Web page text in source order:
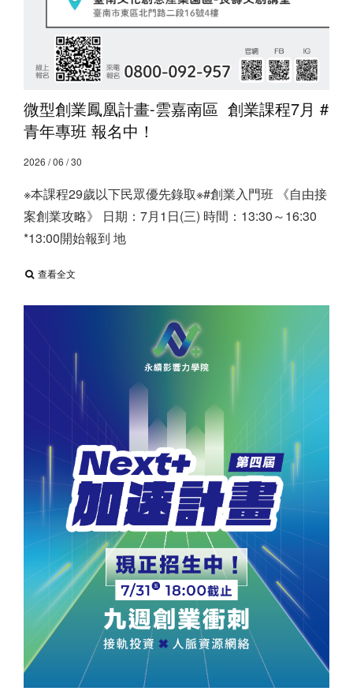
微型創業鳳凰計畫-雲嘉南區 ​ 創業課程7月 #
青年專班 報名中！
2026 / 06 / 30
※本課程29歲以下民眾優先錄取※ ​ #創業入門班 《自由接
案創業攻略》 日期：7月1日(三) 時間：13:30～16:30
*13:00開始報到 地
查看全文